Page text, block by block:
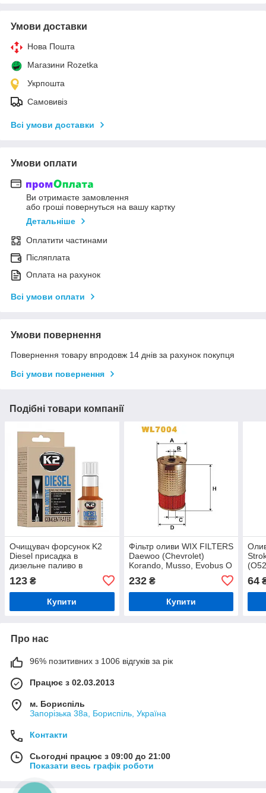
Умови доставки
Нова Пошта
Магазини Rozetka
Укрпошта
Самовивіз
Всі умови доставки
Умови оплати
Ви отримаєте замовлення
або гроші повернуться на вашу картку
Детальніше
Оплатити частинами
Післяплата
Оплата на рахунок
Всі умови оплати
Умови повернення
Повернення товару впродовж 14 днів за рахунок покупця
Всі умови повернення
Подібні товари компанії
Очищувач форсунок K2
Diesel присадка в
дизельне паливо в
упаковці 50 мл (ET3122)
123 ₴
Купити
Фільтр оливи WIX FILTERS
Daewoo (Chevrolet)
Korando, Musso, Evobus O
100, Mercedes 2T, 3T, 4T,
5T, (WL7004)
232₴
Купити
64
Про нас
96% позитивних з 1006 відгуків за рік
Працює з 02.03.2013
м. Бориспіль
Запорізька 38а, Бориспіль, Україна
Контакти
Сьогодні працює з 09:00 до 21:00
Показати весь графік роботи